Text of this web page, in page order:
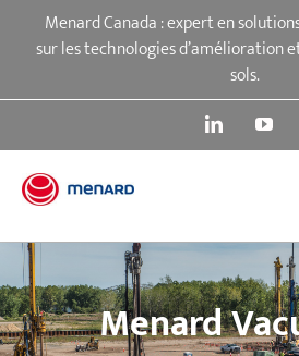
PasserMenard Canada : expert en
sur les technologies d’amélioration
sols.
LinkedIn
Menard